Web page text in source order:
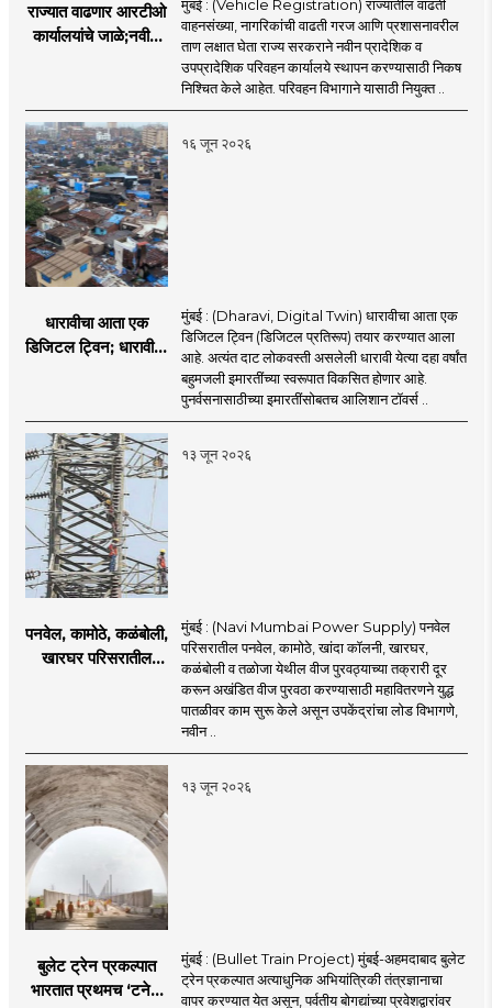
राज्यात वाढणार आरटीओ
कार्यालयांचे जाळे;नवीन
मुंबई : (Vehicle Registration) राज्यातील वाढती
वाहनसंख्या, नागरिकांची वाढती गरज आणि प्रशासनावरील
ताण लक्षात घेता राज्य सरकराने नवीन प्रादेशिक व
उपप्रादेशिक परिवहन कार्यालये स्थापन करण्यासाठी निकष
निश्चित केले आहेत. परिवहन विभागाने यासाठी नियुक्त ..
१६ जून २०२६
धारावीचा आता एक
डिजिटल ट्विन; धारावीची
मुंबई : (Dharavi, Digital Twin) धारावीचा आता एक
डिजिटल ट्विन (डिजिटल प्रतिरूप) तयार करण्यात आला
आहे. अत्यंत दाट लोकवस्ती असलेली धारावी येत्या दहा वर्षांत
बहुमजली इमारतींच्या स्वरूपात विकसित होणार आहे.
पुनर्वसनासाठीच्या इमारतींसोबतच आलिशान टॉवर्स ..
१३ जून २०२६
पनवेल, कामोठे, कळंबोली,
खारघर परिसरातील
उपाययोजना
मुंबई : (Navi Mumbai Power Supply) पनवेल
परिसरातील पनवेल, कामोठे, खांदा कॉलनी, खारघर,
कळंबोली व तळोजा येथील वीज पुरवठ्याच्या तक्रारी दूर
करून अखंडित वीज पुरवठा करण्यासाठी महावितरणने युद्ध
पातळीवर काम सुरू केले असून उपकेंद्रांचा लोड विभागणे,
नवीन ..
१३ जून २०२६
बुलेट ट्रेन प्रकल्पात
भारतात प्रथमच ‘टनेल
मुंबई : (Bullet Train Project) मुंबई-अहमदाबाद बुलेट
ट्रेन प्रकल्पात अत्याधुनिक अभियांत्रिकी तंत्रज्ञानाचा
वापर करण्यात येत असून, पर्वतीय बोगद्यांच्या प्रवेशद्वारांवर